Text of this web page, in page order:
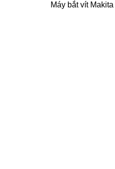
Máy bắt vít Makita